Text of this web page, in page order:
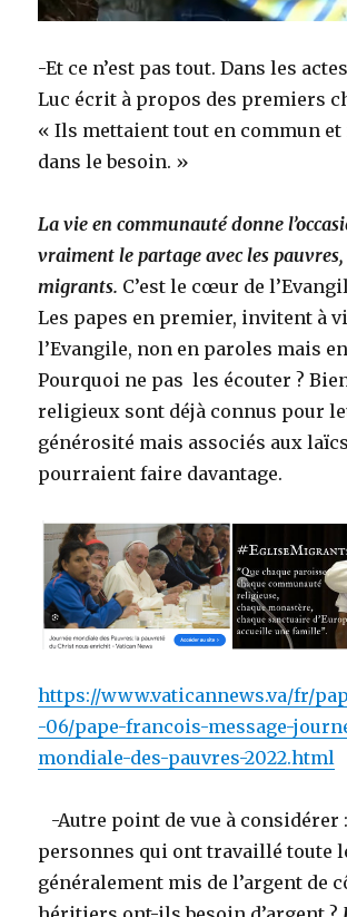
-Et ce n’est pas tout. Dans les
Luc écrit à propos des premiers
« Ils mettaient tout en commun et
dans le besoin. »
La vie en communauté donne
vraiment le partage avec les pauvres,
migrants. C’est le cœur de
Les papes en premier, invitent à
l’Evangile, non en paroles mais
Pourquoi ne pas les écouter ?
religieux sont déjà connus pour
générosité mais associés aux
pourraient faire davantage.
https://www.vaticannews.va/fr/
-06/pape-francois-message-
mondiale-des-pauvres-2022.html
-Autre point de vue à considérer
personnes qui ont travaillé toute
généralement mis de l’argent de